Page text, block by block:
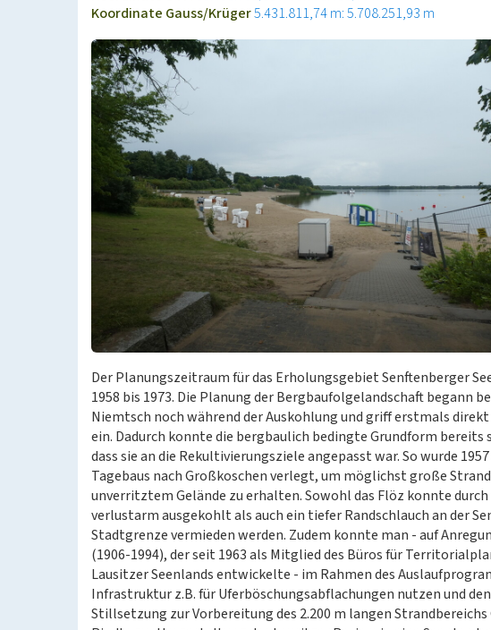
Koordinate Gauss/Krüger5.431.811,74 m: 5.708.251,93 m
Der Planungszeitraum für das Erholungsgebiet Senftenberger
1958 bis 1973. Die Planung der Bergbaufolgelandschaft begann
Niemtsch noch während der Auskohlung und griff erstmals direkt
ein. Dadurch konnte die bergbaulich bedingte Grundform bereits
dass sie an die Rekultivierungsziele angepasst war. So wurde
Tagebaus nach Großkoschen verlegt, um möglichst große
unverritztem Gelände zu erhalten. Sowohl das Flöz konnte durch
verlustarm ausgekohlt als auch ein tiefer Randschlauch an der
Stadtgrenze vermieden werden. Zudem konnte man - auf
(1906-1994), der seit 1963 als Mitglied des Büros für
Lausitzer Seenlands entwickelte - im Rahmen des
Infrastruktur z.B. für Uferböschungsabflachungen nutzen und
Stillsetzung zur Vorbereitung des 2.200 m langen